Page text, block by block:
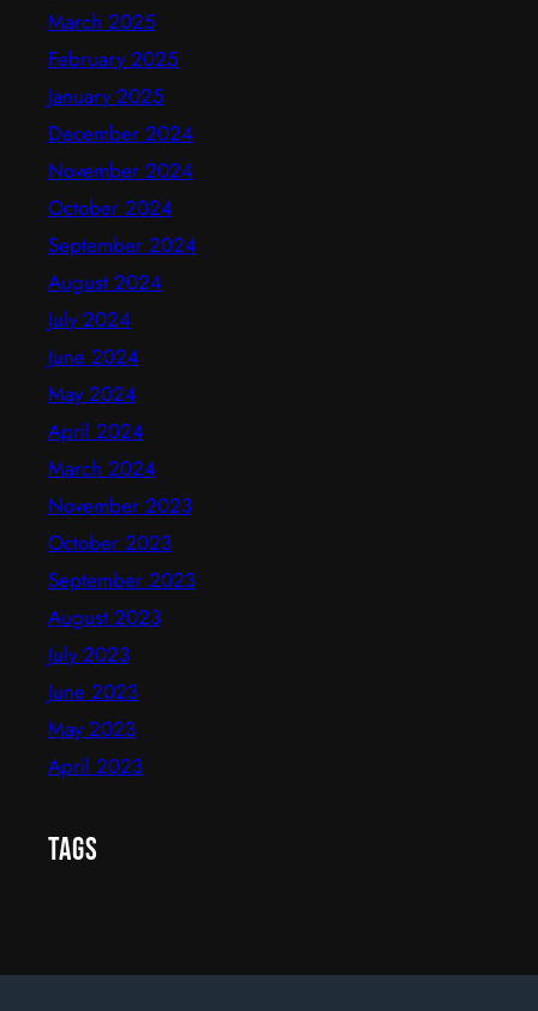
March 2025
February 2025
January 2025
December 2024
November 2024
October 2024
September 2024
August 2024
July 2024
June 2024
May 2024
April 2024
March 2024
November 2023
October 2023
September 2023
August 2023
July 2023
June 2023
May 2023
April 2023
Tags